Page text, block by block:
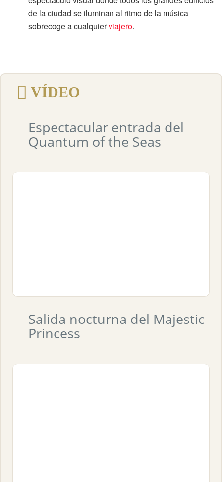
de la ciudad se iluminan al ritmo de la música
sobrecoge a cualquierviajero.
VÍDEO
Espectacular entrada del
Quantum of the Seas
Salida nocturna del Majestic
Princess